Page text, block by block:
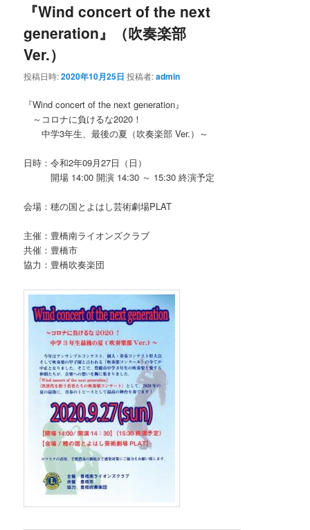
『Wind concert of the next
generation』（吹奏楽部
Ver.）
投稿日時:2020年10月25日 投稿者:admin
『Wind concert of the next generation』
～コロナに負けるな2020！
中学3年生、最後の夏（吹奏楽部 Ver.）～
日時：令和2年09月27日（日）
開場 14:00 開演 14:30 ～ 15:30 終演予定
会場：穂の国とよはし芸術劇場PLAT
主催：豊橋南ライオンズクラブ
共催：豊橋市
協力：豊橋吹奏楽団